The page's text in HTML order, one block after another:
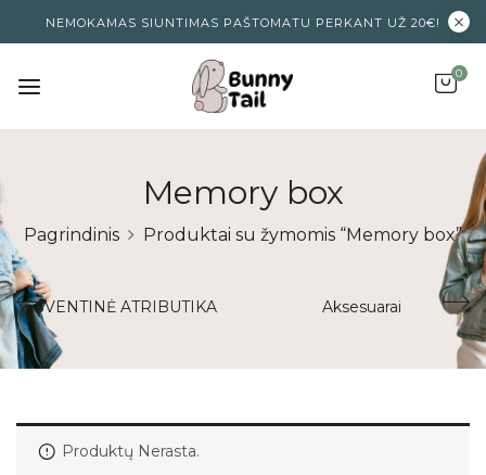
NEMOKAMAS SIUNTIMAS PAŠTOMATU PERKANT UŽ 20€!
0
Memory box
Pagrindinis Produktai su žymomis “Memory box”
ŠVENTINĖ ATRIBUTIKA Aksesuarai
Produktų Nerasta.